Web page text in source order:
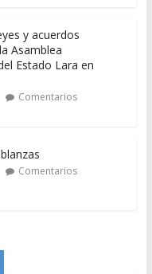
y acuerdos
Asamblea
Estado Lara en
Comentarios
Comentarios